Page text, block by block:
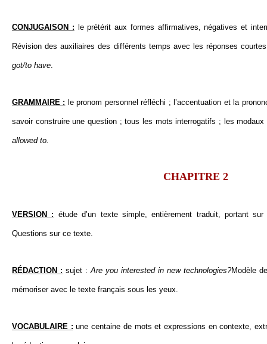
CONJUGAISON : le prétérit aux formes affirmatives, négatives et
Révision des auxiliaires des différents temps avec les réponses
got/to have.
GRAMMAIRE : le pronom personnel réfléchi ; l’accentuation et la
savoir construire une question ; tous les mots interrogatifs ; les modaux
allowed to.
CHAPITRE 2
VERSION : étude d’un texte simple, entièrement traduit, portant sur
Questions sur ce texte.
RÉDACTION : sujet :Are you interested in new technologies?Modèle
mémoriser avec le texte français sous les yeux.
VOCABULAIRE : une centaine de mots et expressions en contexte,